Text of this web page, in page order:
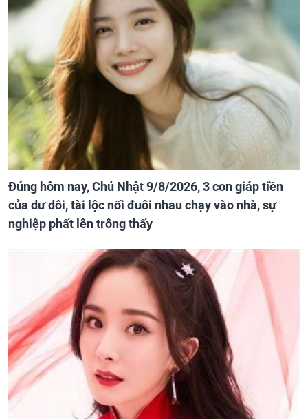
Đúng hôm nay, Chủ Nhật 9/8/2026, 3 con giáp tiền
của dư dôi, tài lộc nối đuôi nhau chạy vào nhà, sự
nghiệp phất lên trông thấy